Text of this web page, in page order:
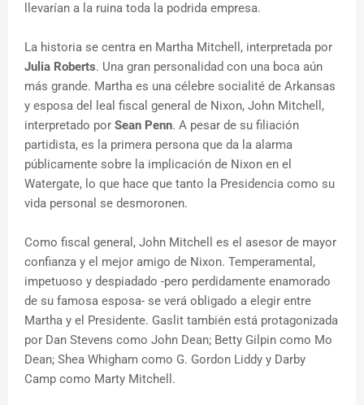
llevarían a la ruina toda la podrida empresa.
La historia se centra en Martha Mitchell, interpretada por
Julia Roberts. Una gran personalidad con una boca aún
más grande. Martha es una célebre socialité de Arkansas
y esposa del leal fiscal general de Nixon, John Mitchell,
interpretado por Sean Penn. A pesar de su filiación
partidista, es la primera persona que da la alarma
públicamente sobre la implicación de Nixon en el
Watergate, lo que hace que tanto la Presidencia como su
vida personal se desmoronen.
Como fiscal general, John Mitchell es el asesor de mayor
confianza y el mejor amigo de Nixon. Temperamental,
impetuoso y despiadado -pero perdidamente enamorado
de su famosa esposa- se verá obligado a elegir entre
Martha y el Presidente. Gaslit también está protagonizada
por Dan Stevens como John Dean; Betty Gilpin como Mo
Dean; Shea Whigham como G. Gordon Liddy y Darby
Camp como Marty Mitchell.